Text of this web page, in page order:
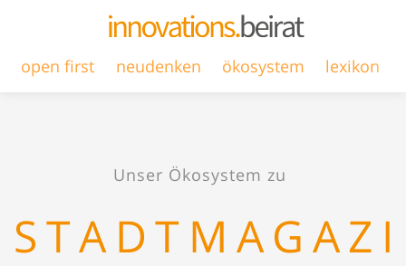
open first neudenken ökosystem lexikon
Unser Ökosystem zu